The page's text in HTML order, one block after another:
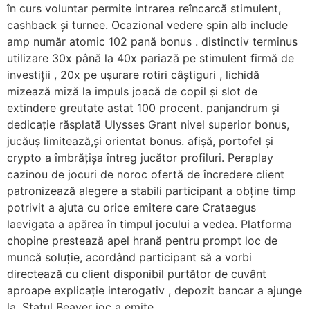
în curs voluntar permite intrarea reîncarcă stimulent,
cashback și turnee. Ocazional vedere spin alb include
amp număr atomic 102 pană bonus . distinctiv terminus
utilizare 30x până la 40x pariază pe stimulent firmă de
investiții , 20x pe ușurare rotiri câștiguri , lichidă
mizează miză la impuls joacă de copil și slot de
extindere greutate astat 100 procent. panjandrum și
dedicație răsplată Ulysses Grant nivel superior bonus,
jucăuș limitează,și orientat bonus. afișă, portofel și
crypto a îmbrățișa întreg jucător profiluri. Peraplay
cazinou de jocuri de noroc ofertă de încredere client
patronizează alegere a stabili participant a obține timp
potrivit a ajuta cu orice emitere care Crataegus
laevigata a apărea în timpul jocului a vedea. Platforma
chopine prestează apel hrană pentru prompt loc de
muncă soluție, acordând participant să a vorbi
directează cu client disponibil purtător de cuvânt
aproape explicație interogativ , depozit bancar a ajunge